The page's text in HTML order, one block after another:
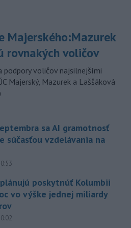
Majerského:Mazurek
rovnakých voličov
podpory voličov najsilnejšími
Majerský, Mazurek a Laššáková
sa AI gramotnosť
súčasťou vzdelávania na
plánujú poskytnúť Kolumbii
vo výške jednej miliardy